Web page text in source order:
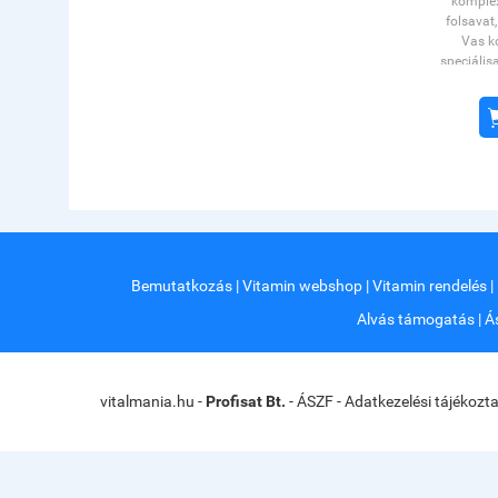
Vas
Bemutatkozás |Vitamin webshop |Vitamin rendelés |
Alvás támogatás|
vitalmania.hu - Profisat Bt. -ÁSZF-Adatkezelési